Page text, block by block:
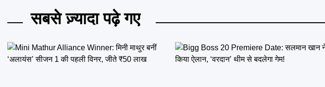
सबसे ज़्यादा पढ़े गए